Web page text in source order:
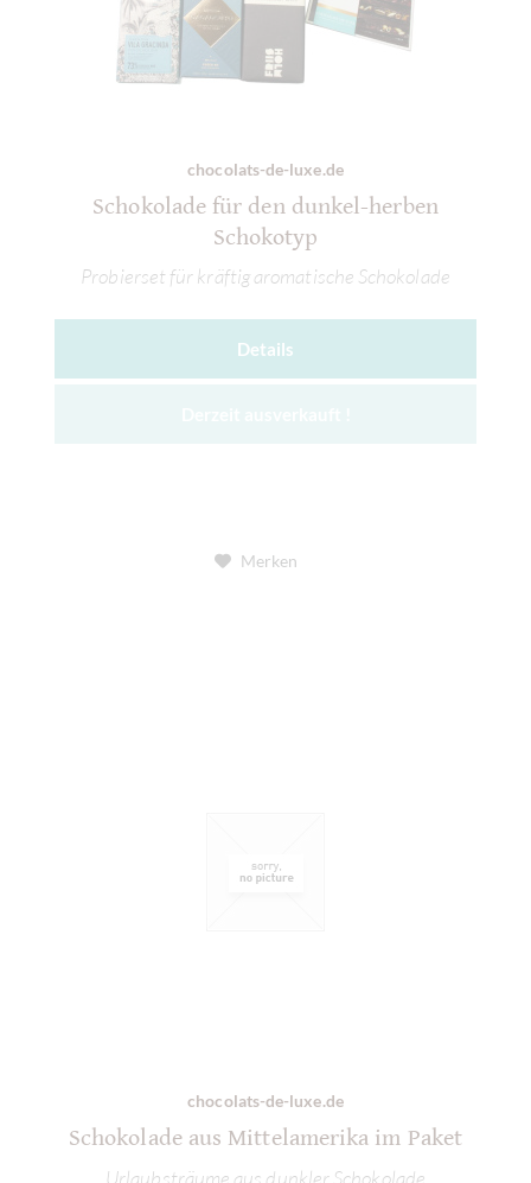
chocolats-de-luxe.de
Schokolade für den dunkel-herben
Schokotyp
Probierset für kräftig aromatische Schokolade
Details
Merken
chocolats-de-luxe.de
Schokolade aus Mittelamerika im Paket
Urlaubsträume aus dunkler Schokolade